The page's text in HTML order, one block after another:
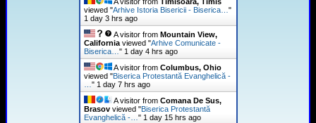
viewed "Arhive Istoria Bisericii - Biserica… "
1 day 3 hrs ago
A visitor from Mountain View,
Californiaviewed "Arhive Comunicate -
Biserica… " 1 day 4 hrs ago
A visitor from Columbus, Ohio
viewed "Biserica Protestantă Evanghelică -
" 1 day 7 hrs ago
A visitor from Comana De Sus,
Brasovviewed "Biserica Protestantă
Evanghelică -… " 1 day 15 hrs ago